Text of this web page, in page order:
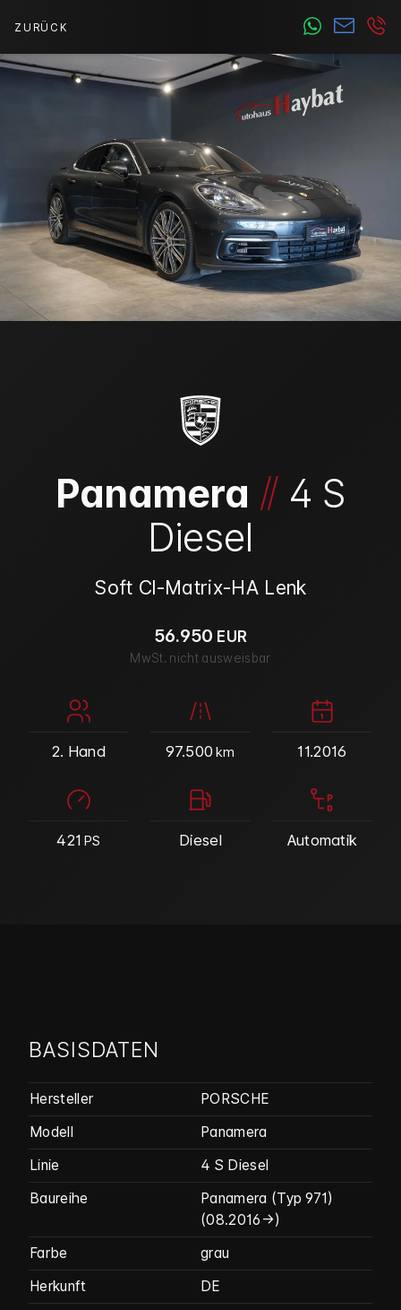
ZURÜCK
Panamera // 4 S
Diesel
Soft Cl-Matrix-HA Lenk
56.950 EUR
MwSt. nicht ausweisbar
2. Hand 97.500 km 11.2016
421 PS Diesel Automatik
BASISDATEN
Hersteller
PORSCHE
Modell
Panamera
Linie
4 S Diesel
Baureihe
Panamera (Typ 971)
(08.2016->)
Farbe
grau
Herkunft
DE